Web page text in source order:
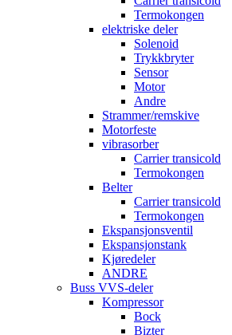
Termokongen
elektriske deler
Solenoid
Trykkbryter
Sensor
Motor
Andre
Strammer/remskive
Motorfeste
vibrasorber
Carrier transicold
Termokongen
Belter
Carrier transicold
Termokongen
Ekspansjonsventil
Ekspansjonstank
Kjøredeler
ANDRE
Buss VVS-deler
Kompressor
Bock
Bizter